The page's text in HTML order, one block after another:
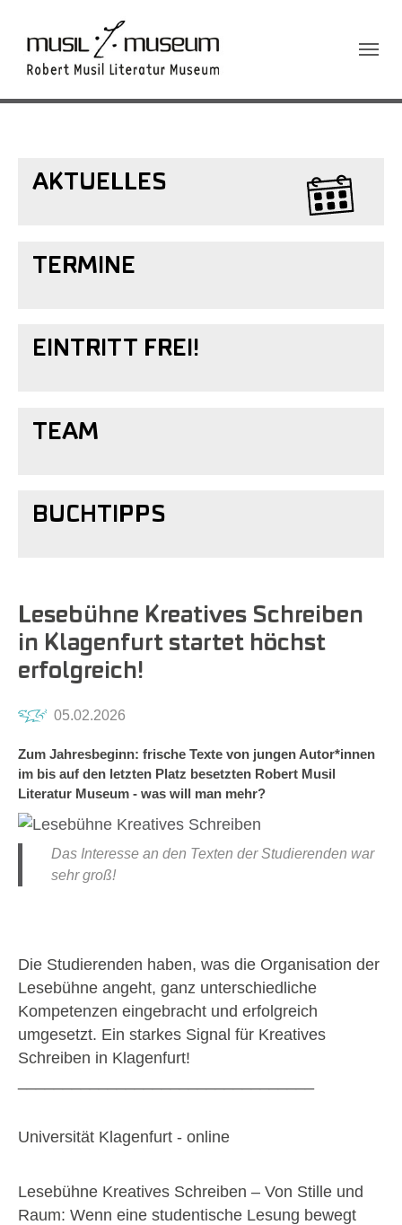
AKTUELLES
TERMINE
EINTRITT FREI!
TEAM
BUCHTIPPS
Lesebühne Kreatives Schreiben
in Klagenfurt startet höchst
erfolgreich!
05.02.2026
Zum Jahresbeginn: frische Texte von jungen Autor*innen
im bis auf den letzten Platz besetzten Robert Musil
Literatur Museum - was will man mehr?
Das Interesse an den Texten der Studierenden war
sehr groß!
Die Studierenden haben, was die Organisation der
Lesebühne angeht, ganz unterschiedliche
Kompetenzen eingebracht und erfolgreich
umgesetzt. Ein starkes Signal für Kreatives
Schreiben in Klagenfurt!
Universität Klagenfurt - online
Lesebühne Kreatives Schreiben – Von Stille und
Raum: Wenn eine studentische Lesung bewegt